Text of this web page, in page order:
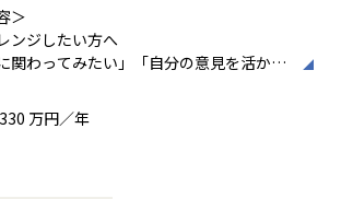
点／1年以内）
ト事例＞
ラットフォームの要件定義・設計（Rub
＞
ンジしたい方へ
関わってみたい」「自分の意見を活かせ
以上の中からスキルや希望に合う案件を
アプリやECサイトの新規開発、クラウド
ーズから関われる案件も豊富です。ま
万円／年